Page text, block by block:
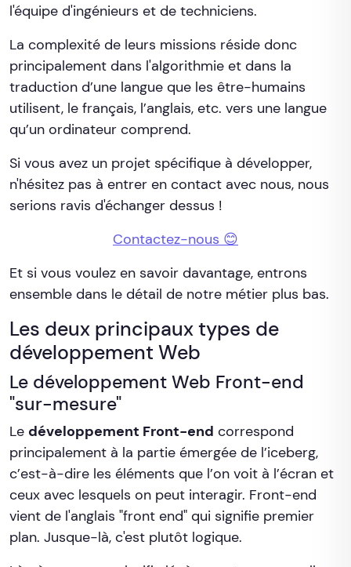
l'équipe d'ingénieurs et de techniciens.
La complexité de leurs missions réside donc
principalement dans l'algorithmie et dans la
traduction d’une langue que les être-humains
utilisent, le français, l’anglais, etc. vers une langue
qu’un ordinateur comprend.
Si vous avez un projet spécifique à développer,
n'hésitez pas à entrer en contact avec nous, nous
serions ravis d'échanger dessus !
Contactez-nous 😊
Et si vous voulez en savoir davantage, entrons
ensemble dans le détail de notre métier plus bas.
Les deux principaux types de
développement Web
Le développement Web Front-end
"sur-mesure"
Le développement Front-end correspond
principalement à la partie émergée de l’iceberg,
c’est-à-dire les éléments que l’on voit à l’écran et
ceux avec lesquels on peut interagir. Front-end
vient de l'anglais "front end" qui signifie premier
plan. Jusque-là, c'est plutôt logique.